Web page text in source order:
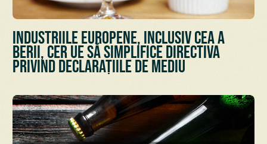
Industriile europene, inclusiv cea a
berii, cer UE să simplifice Directiva
privind declarațiile de mediu